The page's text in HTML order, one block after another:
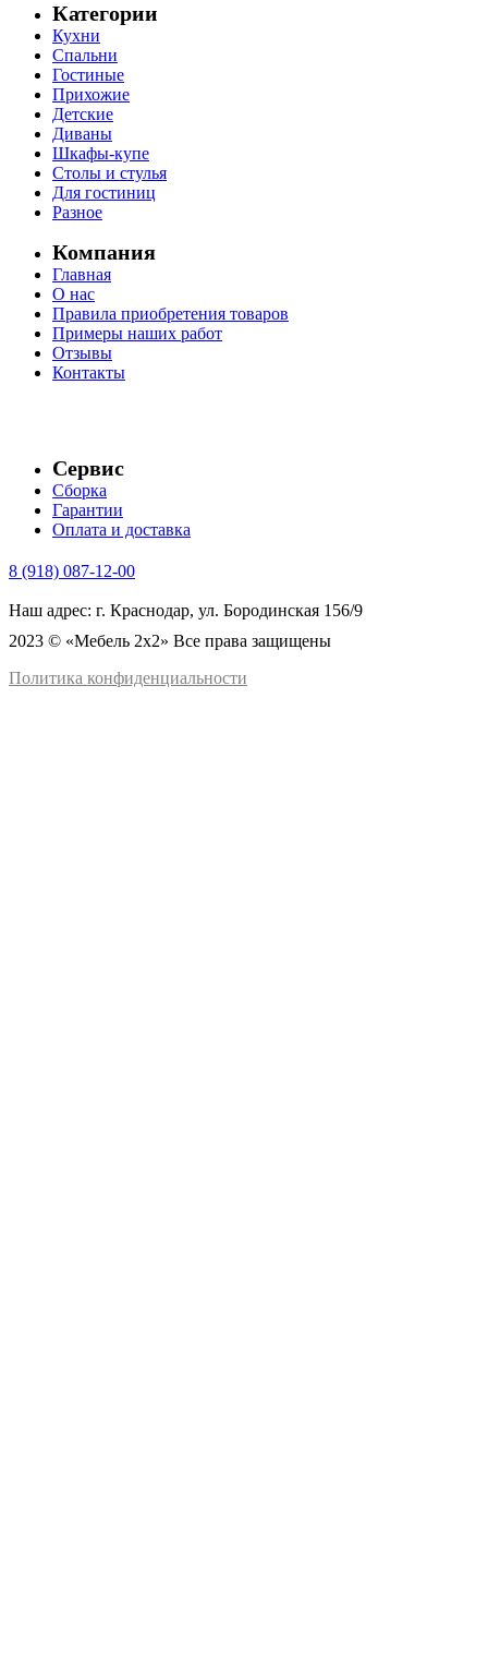
Категории
Кухни
Спальни
Гостиные
Прихожие
Детские
Диваны
Шкафы-купе
Столы и стулья
Для гостиниц
Разное
Компания
Главная
О нас
Правила приобретения товаров
Примеры наших работ
Отзывы
Контакты
Сервис
Сборка
Гарантии
Оплата и доставка
8 (918) 087-12-00
Наш адрес: г. Краснодар, ул. Бородинская 156/9
2023 © «Мебель 2x2» Все права защищены
Политика конфиденциальности